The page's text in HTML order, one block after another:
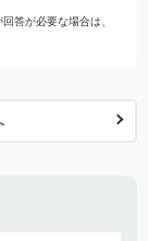
答が必要な場合は、